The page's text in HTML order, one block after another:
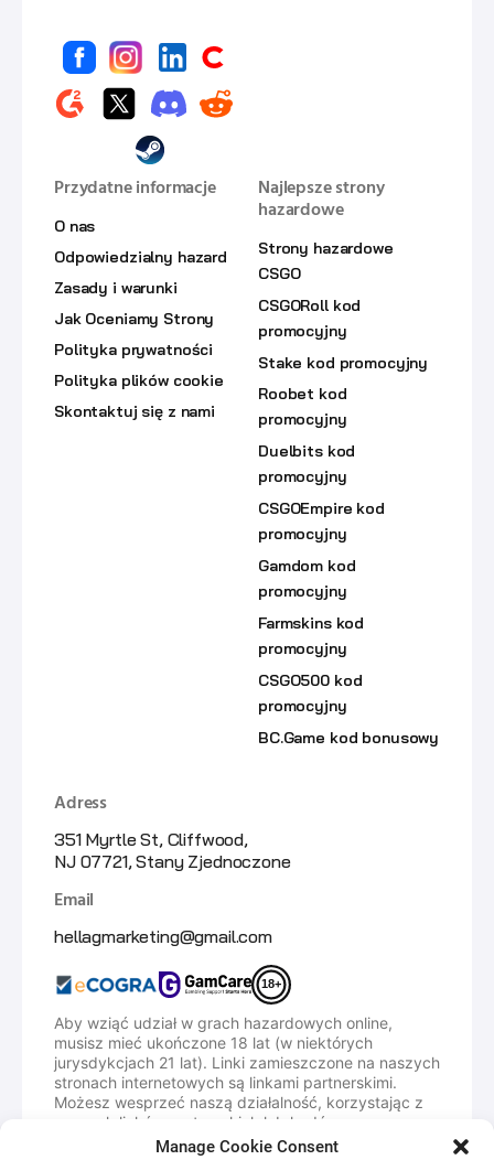
Manage Cookie Consent
Przydatne informacje
O nas
Odpowiedzialny hazard
Zasady i warunki
Jak Oceniamy Strony
Polityka prywatności
Polityka plików cookie
Skontaktuj się z nami
Najlepsze strony
hazardowe
Strony hazardowe
CSGO
CSGORoll kod
promocyjny
Stake kod promocyjny
Roobet kod
promocyjny
Duelbits kod
promocyjny
CSGOEmpire kod
promocyjny
Gamdom kod
promocyjny
Farmskins kod
promocyjny
CSGO500 kod
promocyjny
BC.Game kod bonusowy
Adress
351 Myrtle St, Cliffwood,
NJ 07721, Stany Zjednoczone
Email
hellagmarketing@gmail.com
18+
Aby wziąć udział w grach hazardowych online,
musisz mieć ukończone 18 lat (w niektórych
jurysdykcjach 21 lat). Linki zamieszczone na naszych
stronach internetowych są linkami partnerskimi.
Możesz wesprzeć naszą działalność, korzystając z
naszych linków partnerskich lub kodów.
HellaGood.Marketing to platforma oferująca kody